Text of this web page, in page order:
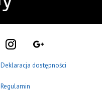
Deklaracja dostępności
Regulamin